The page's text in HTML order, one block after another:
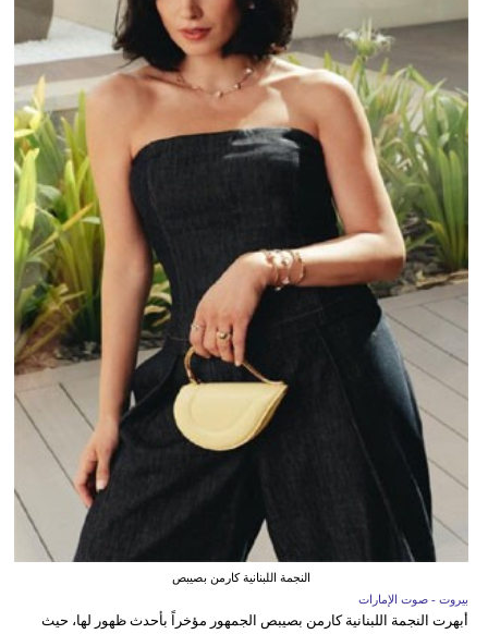
النجمة اللبنانية كارمن بصيبص
بيروت - صوت الإمارات
أبهرت النجمة اللبنانية كارمن بصيبص الجمهور مؤخراً بأحدث ظهور لها، حيث